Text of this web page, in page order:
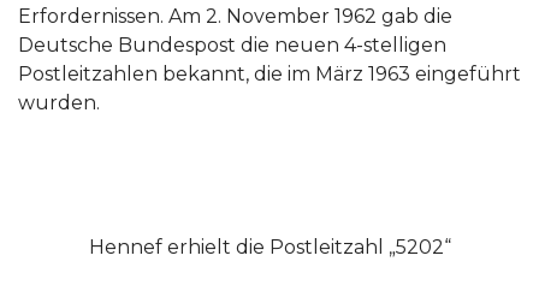
Erfordernissen. Am 2. November 1962 gab die
Deutsche Bundespost die neuen 4-stelligen
Postleitzahlen bekannt, die im März 1963 eingeführt
wurden.
Hennef erhielt die Postleitzahl „5202“